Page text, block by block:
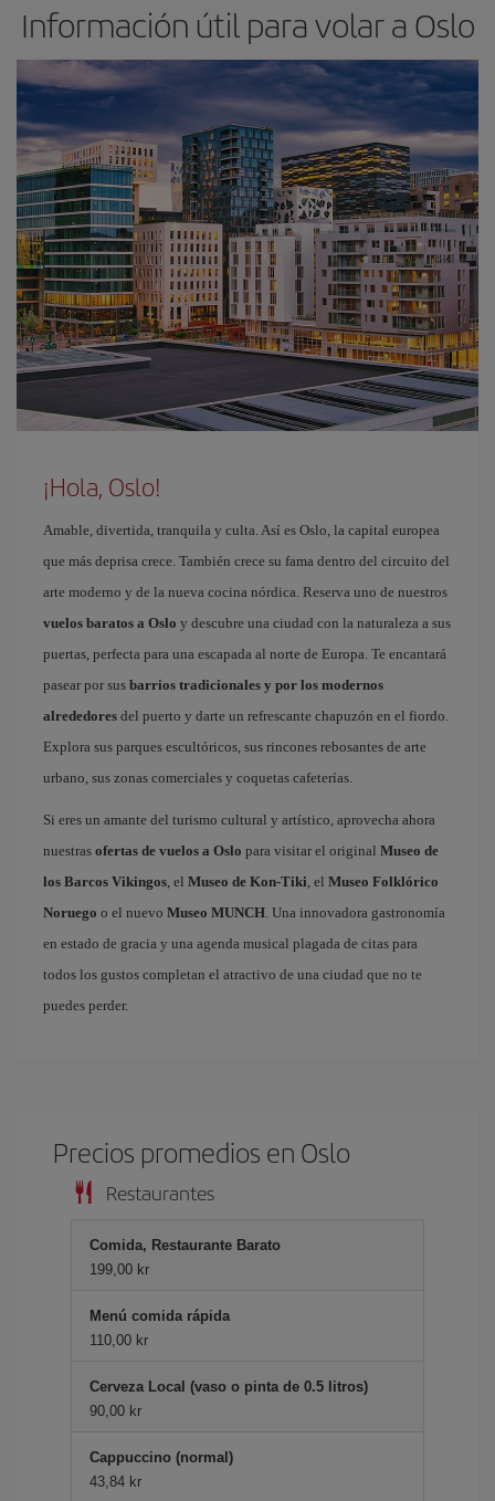
Información útil para volar a Oslo
¡Hola, Oslo!
Amable, divertida, tranquila y culta. Así es Oslo, la capital europea
que más deprisa crece. También crece su fama dentro del circuito del
arte moderno y de la nueva cocina nórdica. Reserva uno de nuestros
vuelos baratos a Oslo y descubre una ciudad con la naturaleza a sus
puertas, perfecta para una escapada al norte de Europa. Te encantará
pasear por sus barrios tradicionales y por los modernos
alrededores del puerto y darte un refrescante chapuzón en el fiordo.
Explora sus parques escultóricos, sus rincones rebosantes de arte
urbano, sus zonas comerciales y coquetas cafeterías.
Si eres un amante del turismo cultural y artístico, aprovecha ahora
nuestras ofertas de vuelos a Oslo para visitar el original Museo de
los Barcos Vikingos, el Museo de Kon-Tiki, el Museo Folklórico
Noruego o el nuevo Museo MUNCH. Una innovadora gastronomía
en estado de gracia y una agenda musical plagada de citas para
todos los gustos completan el atractivo de una ciudad que no te
puedes perder.
Precios promedios en Oslo
Restaurantes
Comida, Restaurante Barato
199,00 kr
Menú comida rápida
110,00 kr
Cerveza Local (vaso o pinta de 0.5 litros)
90,00 kr
Cappuccino (normal)
43,84 kr